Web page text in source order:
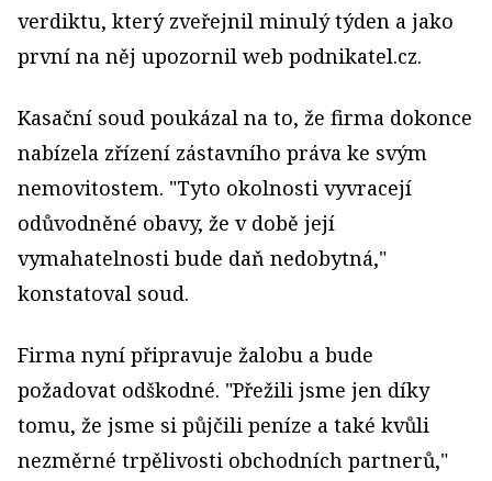
verdiktu, který zveřejnil minulý týden a jako
první na něj upozornil web podnikatel.cz.
Kasační soud poukázal na to, že firma dokonce
nabízela zřízení zástavního práva ke svým
nemovitostem. "Tyto okolnosti vyvracejí
odůvodněné obavy, že v době její
vymahatelnosti bude daň nedobytná,"
konstatoval soud.
Firma nyní připravuje žalobu a bude
požadovat odškodné. "Přežili jsme jen díky
tomu, že jsme si půjčili peníze a také kvůli
nezměrné trpělivosti obchodních partnerů,"